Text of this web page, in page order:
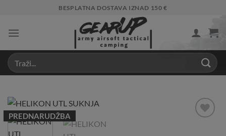
content
BESPLATNA DOSTAVA IZNAD 150 €
PREDNARUDŽBA